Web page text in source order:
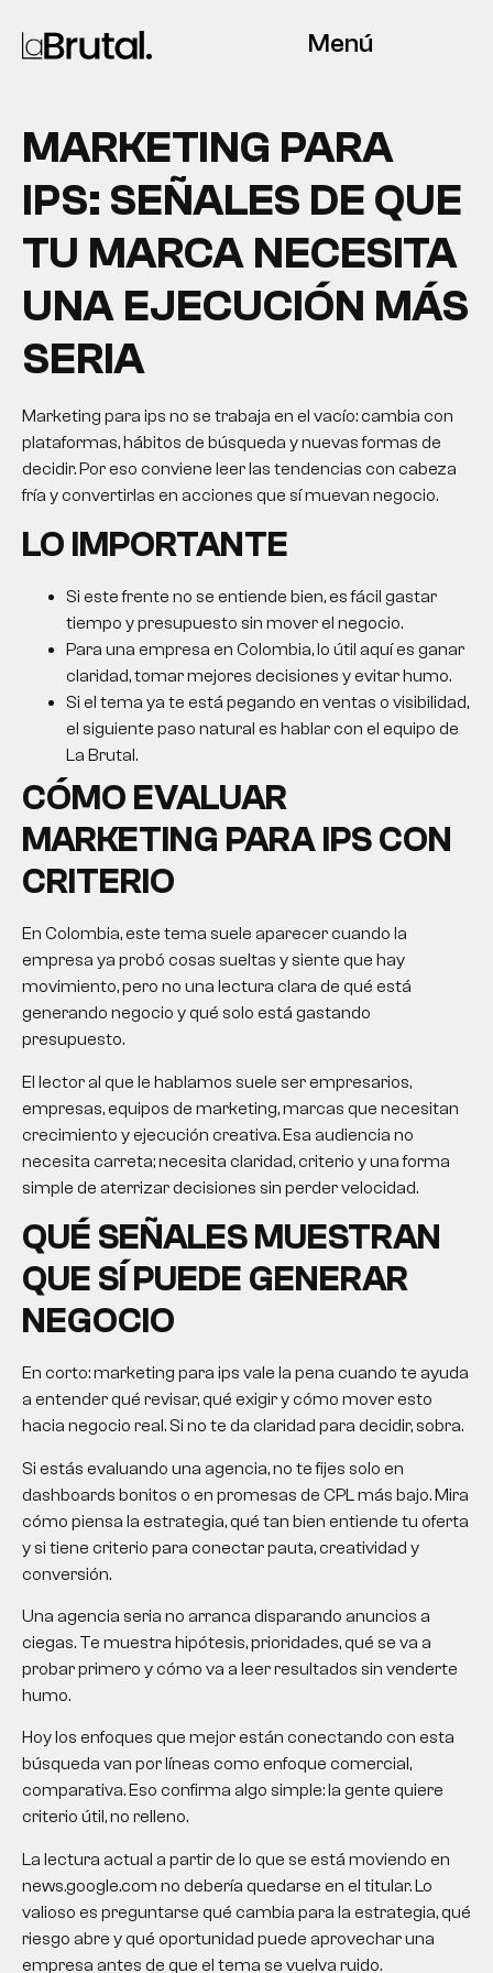
Menú
MARKETING PARA
IPS: SEÑALES DE QUE
TU MARCA NECESITA
UNA EJECUCIÓN MÁS
SERIA
Marketing para ips no se trabaja en el vacío: cambia con
plataformas, hábitos de búsqueda y nuevas formas de
decidir. Por eso conviene leer las tendencias con cabeza
fría y convertirlas en acciones que sí muevan negocio.
LO IMPORTANTE
Si este frente no se entiende bien, es fácil gastar
tiempo y presupuesto sin mover el negocio.
Para una empresa en Colombia, lo útil aquí es ganar
claridad, tomar mejores decisiones y evitar humo.
Si el tema ya te está pegando en ventas o visibilidad,
el siguiente paso natural es hablar con el equipo de
La Brutal.
CÓMO EVALUAR
MARKETING PARA IPSCON
CRITERIO
En Colombia, este tema suele aparecer cuando la
empresa ya probó cosas sueltas y siente que hay
movimiento, pero no una lectura clara de qué está
generando negocio y qué solo está gastando
presupuesto.
El lector al que le hablamos suele ser empresarios,
empresas, equipos de marketing, marcas que necesitan
crecimiento y ejecución creativa. Esa audiencia no
necesita carreta; necesita claridad, criterio y una forma
simple de aterrizar decisiones sin perder velocidad.
QUÉ SEÑALES MUESTRAN
QUE SÍ PUEDE GENERAR
NEGOCIO
En corto:marketing para ips vale la pena cuando te ayuda
a entender qué revisar, qué exigir y cómo mover esto
hacia negocio real. Si no te da claridad para decidir, sobra.
Si estás evaluando una agencia, no te fijes solo en
dashboards bonitos o en promesas de CPL más bajo. Mira
cómo piensa la estrategia, qué tan bien entiende tu oferta
y si tiene criterio para conectar pauta, creatividad y
conversión.
Una agencia seria no arranca disparando anuncios a
ciegas. Te muestra hipótesis, prioridades, qué se va a
probar primero y cómo va a leer resultados sin venderte
humo.
Hoy los enfoques que mejor están conectando con esta
búsqueda van por líneas como enfoque comercial,
comparativa. Eso confirma algo simple: la gente quiere
criterio útil, no relleno.
La lectura actual a partir de lo que se está moviendo en
news.google.com no debería quedarse en el titular. Lo
valioso es preguntarse qué cambia para la estrategia, qué
riesgo abre y qué oportunidad puede aprovechar una
empresa antes de que el tema se vuelva ruido.